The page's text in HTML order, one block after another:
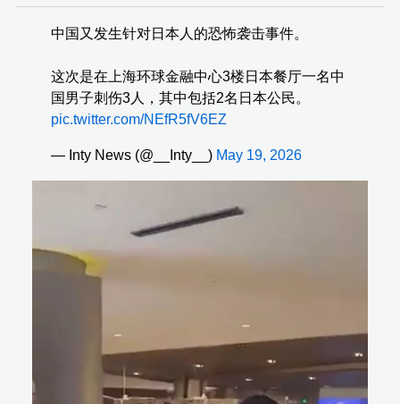
中国又发生针对日本人的恐怖袭击事件。
这次是在上海环球金融中心3楼日本餐厅一名中
国男子刺伤3人，其中包括2名日本公民。
pic.twitter.com/NEfR5fV6EZ
— Inty News (@__Inty__) May 19, 2026